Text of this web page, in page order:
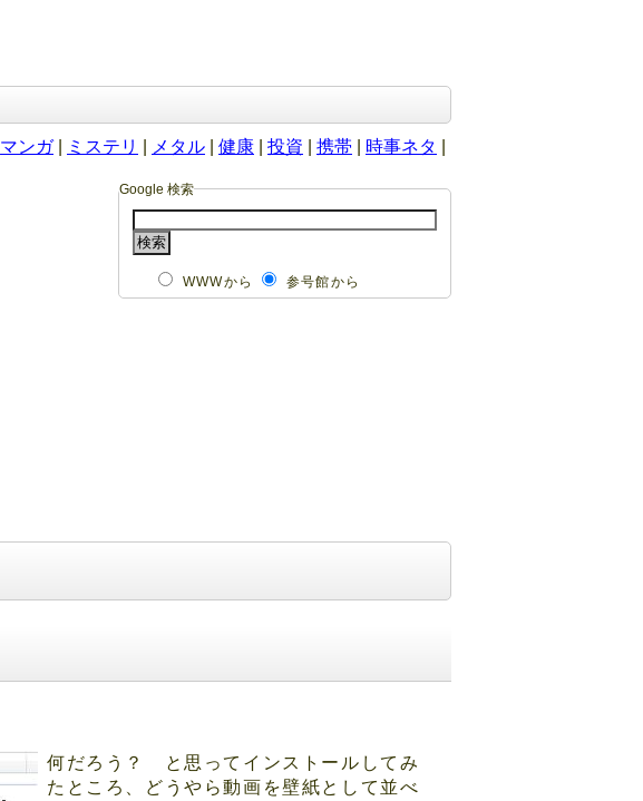
マンガ| ミステリ メタル 健康 投資 携帯 時事ネタ
Google 検索
WWWから 参号館から
何だろう？ と思ってインストールしてみ
たところ、どうやら動画を壁紙として並べ